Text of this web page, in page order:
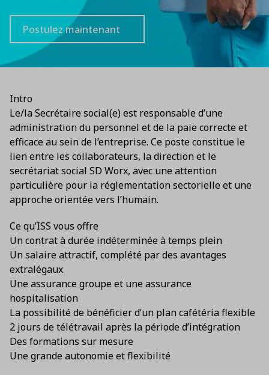
Postulez maintenant
Intro
Le/la Secrétaire social(e) est responsable d’une
administration du personnel et de la paie correcte et
efficace au sein de l’entreprise. Ce poste constitue le
lien entre les collaborateurs, la direction et le
secrétariat social SD Worx, avec une attention
particulière pour la réglementation sectorielle et une
approche orientée vers l’humain.
Ce qu’ISS vous offre
Un contrat à durée indéterminée à temps plein
Un salaire attractif, complété par des avantages
extralégaux
Une assurance groupe et une assurance
hospitalisation
La possibilité de bénéficier d’un plan cafétéria flexible
2 jours de télétravail après la période d’intégration
Des formations sur mesure
Une grande autonomie et flexibilité